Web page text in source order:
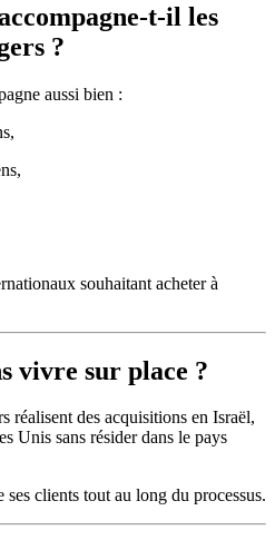
t-il les
?
aussi bien :
souhaitant acheter à
vivre sur place ?
réalisent des acquisitions en Israël,
Unis sans résider dans le pays
clients tout au long du processus.